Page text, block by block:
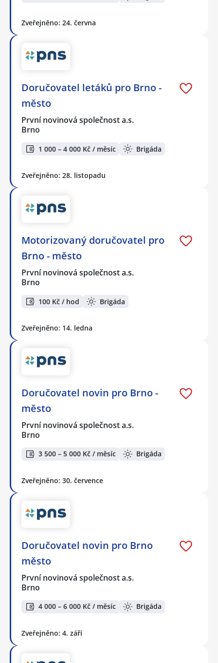
Zveřejněno: 24. června
Doručovatel letáků pro Brno -
město
První novinová společnost a.s.
Brno
1 000 – 4 000 Kč / měsíc Brigáda
Zveřejněno: 28. listopadu
Motorizovaný doručovatel pro
Brno - město
První novinová společnost a.s.
Brno
100 Kč / hod Brigáda
Zveřejněno: 14. ledna
Doručovatel novin pro Brno -
město
První novinová společnost a.s.
Brno
3 500 – 5 000 Kč / měsíc Brigáda
Zveřejněno: 30. července
Doručovatel novin pro Brno
město
První novinová společnost a.s.
Brno
4 000 – 6 000 Kč / měsíc Brigáda
Zveřejněno: 4. září